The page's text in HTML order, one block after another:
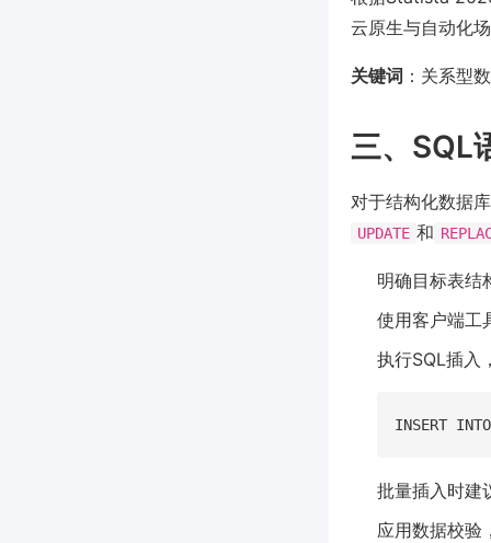
云原生与自动化
关键词 ：关系型
三、SQL
对于结构化数据
UPDATE 和
明确目标表结
使用客户端工
执行SQL插入
批量插入时建
应用数据校验